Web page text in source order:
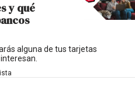
y qué
alguna de tus tarjetas